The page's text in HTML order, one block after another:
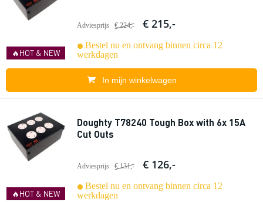
🔥HOT & NEW
Adviesprijs € 224,- € 215,-
Bestel nu en ontvang binnen circa 12
werkdagen
In mijn winkelwagen
🔥HOT & NEW
Doughty T78240 Tough Box with 6x 15A
Cut Outs
Adviesprijs € 131,- € 126,-
Bestel nu en ontvang binnen circa 12
werkdagen